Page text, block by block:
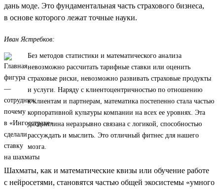
дань моде. Это фундаментальная часть страхового бизнеса,
в основе которого лежат точные науки.
Иван Ястребков:
Без методов статистики и математического анализа
невозможно рассчитать тарифные ставки или оценить
страховые риски, невозможно развивать страховые продукты
и услуги. Наряду с клиентоцентричностью по отношению
к клиентам и партнерам, математика постепенно стала частью
корпоративной культуры компании на всех ее уровнях. Эта
дисциплина неразрывно связана с логикой, способностью
рассуждать и мыслить. Это отличный фитнес для нашего
мозга.
Шахматы, как и математические квизы или обучение работе
с нейросетями, становятся частью общей экосистемы «умного